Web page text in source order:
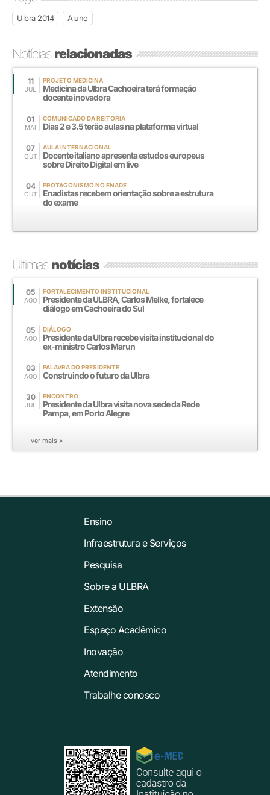
Ulbra 2014 Aluno
Notíciasrelacionadas
11
JUL
PROJETO MEDICINA
Medicina da Ulbra Cachoeira terá formação
docente inovadora
01
MAI
COMUNICADO DA REITORIA
Dias 2 e 3.5 terão aulas na plataforma virtual
07
OUT
AULA INTERNACIONAL
Docente italiano apresenta estudos europeus
sobre Direito Digital em live
04
OUT
PROTAGONISMO NO ENADE
Enadistas recebem orientação sobre a estrutura
do exame
Últimasnotícias
05
AGO
FORTALECIMENTO INSTITUCIONAL
Presidente da ULBRA, Carlos Melke, fortalece
diálogo em Cachoeira do Sul
05
AGO
DIÁLOGO
Presidente da Ulbra recebe visita institucional do
ex-ministro Carlos Marun
03
AGO
PALAVRA DO PRESIDENTE
Construindo o futuro da Ulbra
30
JUL
ENCONTRO
Presidente da Ulbra visita nova sede da Rede
Pampa, em Porto Alegre
ver mais »
Ensino
Infraestrutura e Serviços
Pesquisa
Sobre a ULBRA
Extensão
Espaço Acadêmico
Inovação
Atendimento
Trabalhe conosco